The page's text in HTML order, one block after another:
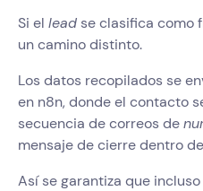
Si el lead se clasifica como
un camino distinto.
Los datos recopilados se
en n8n, donde el contacto
secuencia de correos de
mensaje de cierre dentro
Así se garantiza que incluso